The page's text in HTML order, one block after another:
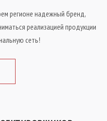
регионе надежный бренд,
реализацией продукции
сеть!